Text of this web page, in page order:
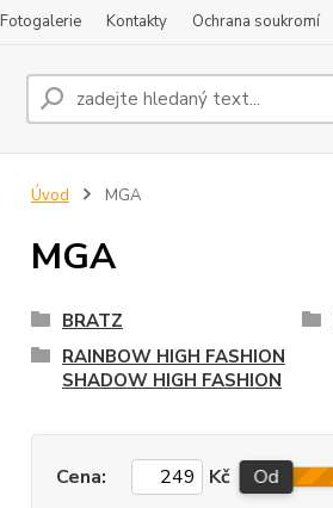
Fotogalerie Kontakty Ochrana soukromí
Úvod MGA
MGA
BRATZ
RAINBOW HIGH FASHION
SHADOW HIGH FASHION
Cena: Kč Od